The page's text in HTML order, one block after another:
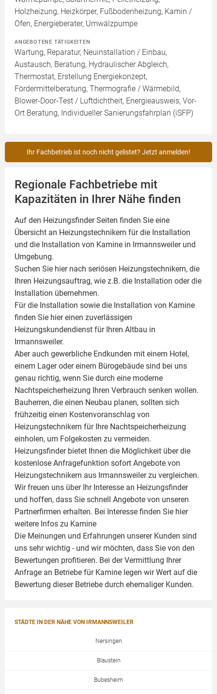
Holzheizung, Heizkörper, Fußbodenheizung, Kamin /
Ofen, Energieberater, Umwälzpumpe
ANGEBOTENE TÄTIGKEITEN
Wartung, Reparatur, Neuinstallation / Einbau,
Austausch, Beratung, Hydraulischer Abgleich,
Thermostat, Erstellung Energiekonzept,
Fördermittelberatung, Thermografie / Wärmebild,
Blower-Door-Test / Luftdichtheit, Energieausweis, Vor-
Ort Beratung, Individueller Sanierungsfahrplan (iSFP)
Ihr Fachbetrieb ist noch nicht gelistet? Jetzt anmelden!
Regionale Fachbetriebe mit
Kapazitäten in Ihrer Nähe finden
Auf den Heizungsfinder Seiten finden Sie eine
Übersicht an Heizungstechnikern für die Installation
und die Installation von Kamine in Irmannsweiler und
Umgebung.
Suchen Sie hier nach seriösen Heizungstechnikern, die
Ihren Heizungsauftrag, wie z.B. die Installation oder die
Installation übernehmen.
Für die Installation sowie die Installation von Kamine
finden Sie hier einen zuverlässigen
Heizungskundendienst für Ihren Altbau in
Irmannsweiler.
Aber auch gewerbliche Endkunden mit einem Hotel,
einem Lager oder einem Bürogebäude sind bei uns
genau richtig, wenn Sie durch eine moderne
Nachtspeicherheizung Ihren Verbrauch senken wollen.
Bauherren, die einen Neubau planen, sollten sich
frühzeitig einen Kostenvoranschlag von
Heizungstechnikern für Ihre Nachtspeicherheizung
einholen, um Folgekosten zu vermeiden.
Heizungsfinder bietet Ihnen die Möglichkeit über die
kostenlose Anfragefunktion sofort Angebote von
Heizungstechnikern aus Irmannsweiler zu vergleichen.
Wir freuen uns über Ihr Interesse an Heizungsfinder
und hoffen, dass Sie schnell Angebote von unseren
Partnerfirmen erhalten. Bei Interesse finden Sie hier
weitere Infos zu Kamine
Die Meinungen und Erfahrungen unserer Kunden sind
uns sehr wichtig - und wir möchten, dass Sie von den
Bewertungen profitieren. Bei der Vermittlung Ihrer
Anfrage an Betriebe für Kamine legen wir Wert auf die
Bewertung dieser Betriebe durch ehemaliger Kunden.
STÄDTE IN DER NÄHE VON IRMANNSWEILER
Nersingen
Blaustein
Bubesheim